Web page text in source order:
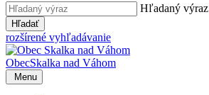
Hľadaný výraz
Hľadať
rozšírené vyhľadávanie
ObecSkalka nad Váhom
Menu